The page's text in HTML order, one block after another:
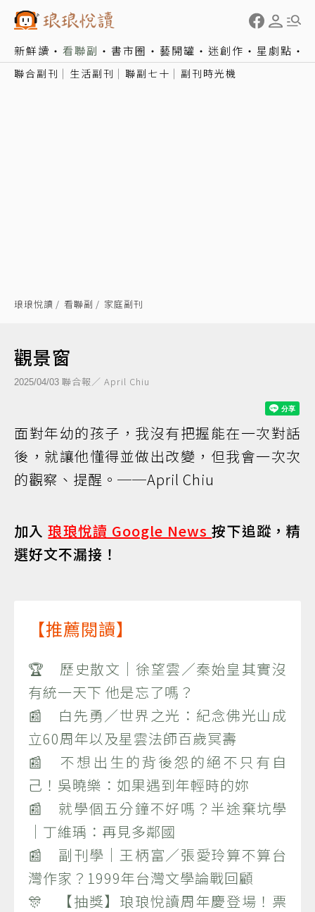
新鮮讀 看聯副 書市圈 藝開罐 迷創作 星劇點
聯合副刊 生活副刊 聯副七十 副刊時光機
琅琅悅讀 看聯副 家庭副刊
觀景窗
2025/04/03 聯合報／ April Chiu
面對年幼的孩子，我沒有把握能在一次對話
後，就讓他懂得並做出改變，但我會一次次
的觀察、提醒。──April Chiu
加入琅琅悅讀 Google News按下追蹤，精
選好文不漏接！
【推薦閱讀】
🏆 歷史散文｜徐望雲／秦始皇其實沒
有統一天下 他是忘了嗎？
📰 白先勇／世界之光：紀念佛光山成
立60周年以及星雲法師百歲冥壽
📰 不想出生的背後怨的絕不只有自
己！吳曉樂：如果遇到年輕時的妳
📰 就學個五分鐘不好嗎？半途棄坑學
｜丁維瑀：再見多鄰國
📰 副刊學｜王柄富／張愛玲算不算台
灣作家？1999年台灣文學論戰回顧
🎊 【抽獎】琅琅悅讀周年慶登場！票